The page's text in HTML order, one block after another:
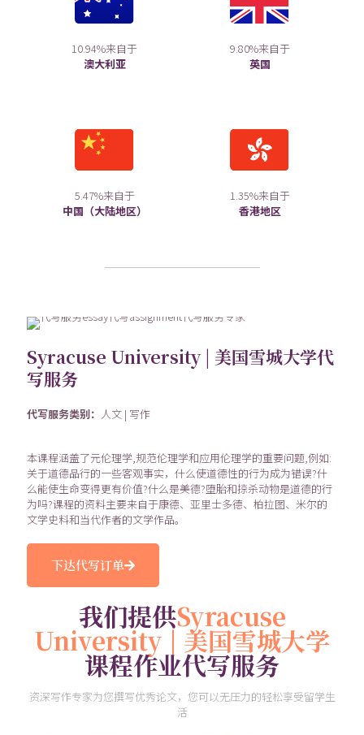
澳大利亚
10.94%来自于
英国
9.80%来自于
中国（大陆地区）
5.47%来自于
香港地区
1.35%来自于
Syracuse University | 美国雪城大学代
写服务
代写服务类别： 人文 | 写作
本课程涵盖了元伦理学,规范伦理学和应用伦理学的重要问题,例如:
关于道德品行的一些客观事实，什么使道德性的行为成为错误?什
么能使生命变得更有价值?什么是美德?堕胎和掠杀动物是道德的行
为吗?课程的资料主要来自于康德、亚里士多德、柏拉图、米尔的
文学史料和当代作者的文学作品。
下达代写订单
我们提供Syracuse
University | 美国雪城大学
课程作业代写服务
资深写作专家为您撰写优秀论文，您可以无压力的轻松享受留学生
活